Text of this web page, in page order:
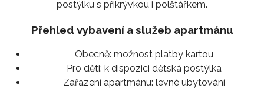
postýlku s přikrývkou i polštářkem.
Přehled vybavení a služeb apartmánu
Obecně: možnost platby kartou
Pro děti: k dispozici dětská postýlka
Zařazení apartmánu: levné ubytování